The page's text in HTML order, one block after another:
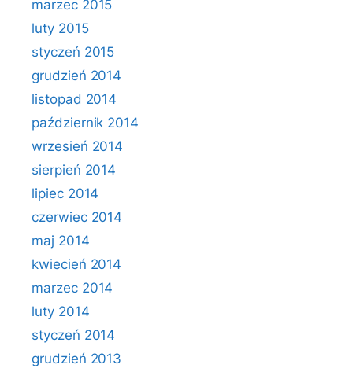
marzec 2015
luty 2015
styczeń 2015
grudzień 2014
listopad 2014
październik 2014
wrzesień 2014
sierpień 2014
lipiec 2014
czerwiec 2014
maj 2014
kwiecień 2014
marzec 2014
luty 2014
styczeń 2014
grudzień 2013